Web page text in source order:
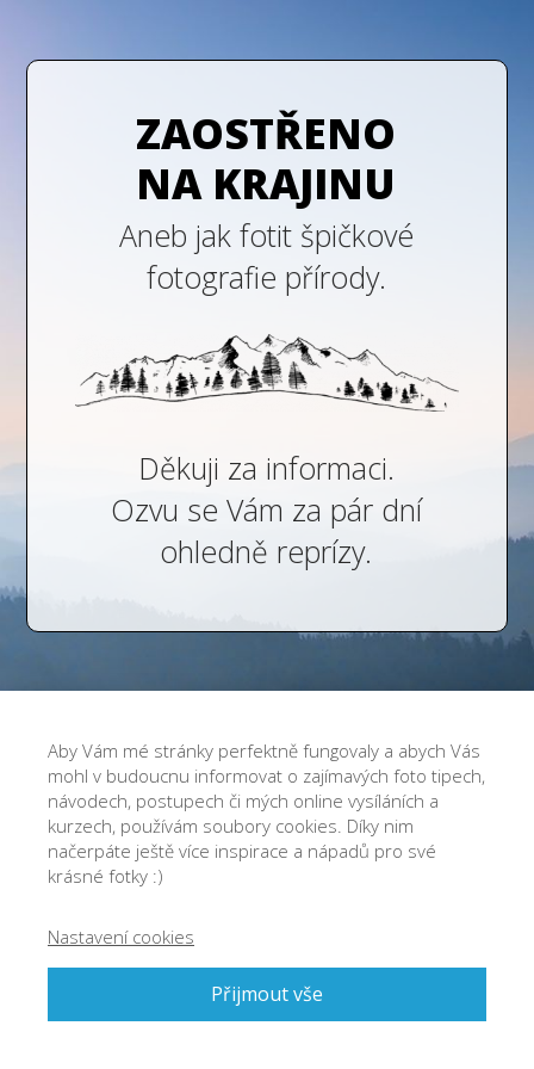
ZAOSTŘENO
NA KRAJINU
Aneb jak fotit špičkové
fotografie přírody.
Děkuji za informaci.
Ozvu se Vám za pár dní
ohledně reprízy.
Aby Vám mé stránky perfektně fungovaly a abych Vás
mohl v budoucnu informovat o zajímavých foto tipech,
návodech, postupech či mých online vysíláních a
kurzech, používám soubory cookies. Díky nim
načerpáte ještě více inspirace a nápadů pro své
krásné fotky :)
Nastavení cookies
Přijmout vše